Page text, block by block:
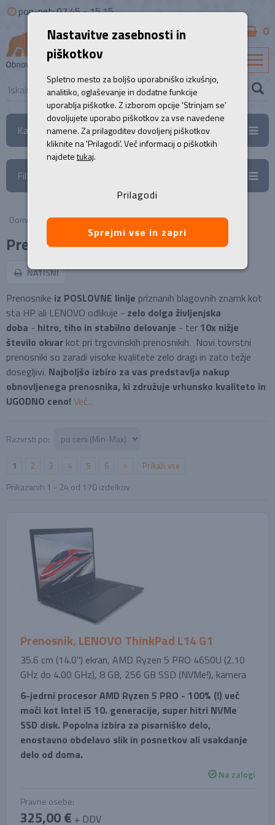
pon-pet: 07.45 - 15.15
0
Kategorije
Filtri
Domov / Prenosni računalniki
Prenosniki
NATISNI
Prenosnike iz POSLOVNE linije priznanih blagovnih znamk kot
sta HP ali LENOVO odlikuje - zelo dolga življenjska
doba - hitro, tiho in stabilno delovanje - ter 10x nižje
število okvar kot pri trgovinskih prenosnikih. Novi tovrstni
prenosniki so zaradi visoke kvalitete zelo dragi in zato težje
dosegljivi. Najboljšo izbiro za vas predstavlja nakup
obnovljenega prenosnika, ki združuje vrhunsko kvaliteto in
UGODNO ceno! Več...
Razvrsti po:
1 2 3 4 5 6 Prikaži vse
Prikazanih 1 - 24 od 170izdelkov
Prenosnik, LENOVO ThinkPad L14 G1
35.6 cm (14.0'') ekran, AMD Ryzen 5 PRO 4650U (2.10
GHz do 4.00 GHz), 8 GB, 256 GB SSD (NVMe!), kamera
6-jedrni procesor AMD Ryzen 5 PRO - 100% (!) več
moči kot Intel i5 10. generacije, super hitri NVMe
SSD disk. Popolna izbira za pisarniško delo,
enostavno obdelavo slik in posnetkov ali vsakdanje
delo od doma.
Na zalogi
Pravne osebe:
325,00 € + DDV
Nastavitve zasebnosti in
piškotkov
Spletno mesto za boljšo uporabniško izkušnjo,
analitiko, oglaševanje in dodatne funkcije
uporablja piškotke. Z izborom opcije 'Strinjam se'
dovoljujete uporabo piškotkov za vse navedene
namene. Za prilagoditev dovoljenj piškotkov
kliknite na 'Prilagodi'. Več informacij o piškotkih
najdetetukaj.
Prilagodi
Sprejmi vse in zapri